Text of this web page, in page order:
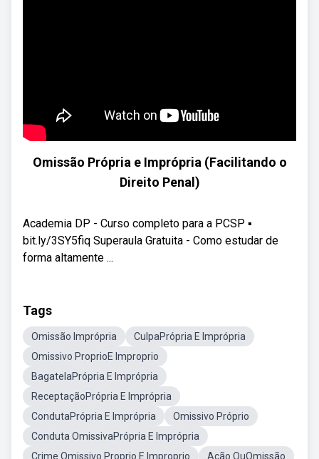
Omissão Própria e Imprópria (Facilitando o
Direito Penal)
Academia DP - Curso completo para a PCSP ▪️
bit.ly/3SY5fiq Superaula Gratuita - Como estudar de
forma altamente ...
Tags
Omissão Imprópria
CulpaPrópria E Imprópria
Omissivo ProprioE Improprio
BagatelaPrópria E Imprópria
ReceptaçãoPrópria E Imprópria
CondutaPrópria E Imprópria
Omissivo Próprio
Conduta OmissivaPrópria E Imprópria
Crime Omissivo Proprio E Improprio
Ação OuOmissão